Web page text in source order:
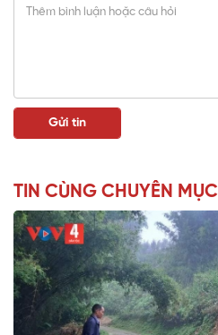
TIN CÙNG CHUYÊN MỤC